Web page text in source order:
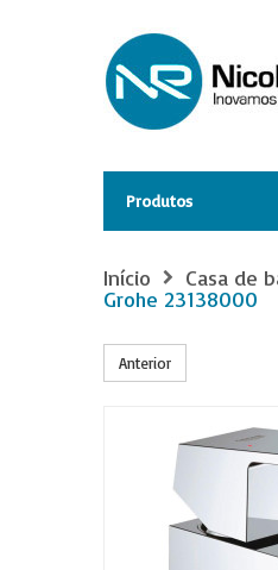
Produtos
Início Casa de
Grohe 23138000
Anterior